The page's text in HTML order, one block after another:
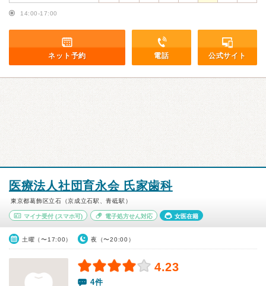
14:00-17:00
ネット予約 電話 公式サイト
医療法人社団育永会 氏家歯科
東京都葛飾区立石（京成立石駅、青砥駅）
マイナ受付 (スマホ可) 電子処方せん対応 女医在籍
土曜（〜17:00） 夜（〜20:00）
4.23
4件